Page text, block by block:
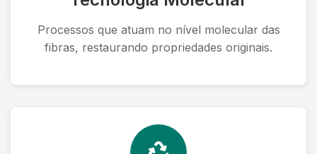
Processos que atuam no nível molecular das
fibras, restaurando propriedades originais.